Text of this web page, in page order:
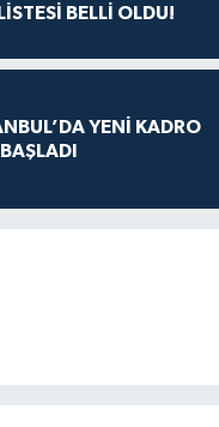
BELLİ OLDU!
YENİ KADRO